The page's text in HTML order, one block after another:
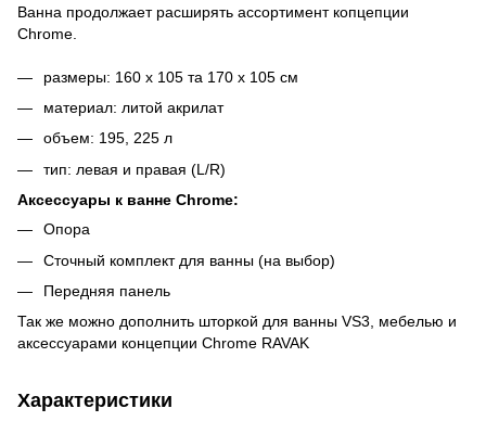
Ванна продолжает расширять ассортимент копцепции
Chrome.
размеры: 160 x 105 та 170 x 105 см
материал: литой акрилат
объем: 195, 225 л
тип: левая и правая (L/R)
Аксессуары к ванне Chrome:
Опора
Сточный комплект для ванны (на выбор)
Передняя панель
Так же можно дополнить шторкой для ванны VS3, мебелью и
аксессуарами концепции Chrome RAVAK
Характеристики